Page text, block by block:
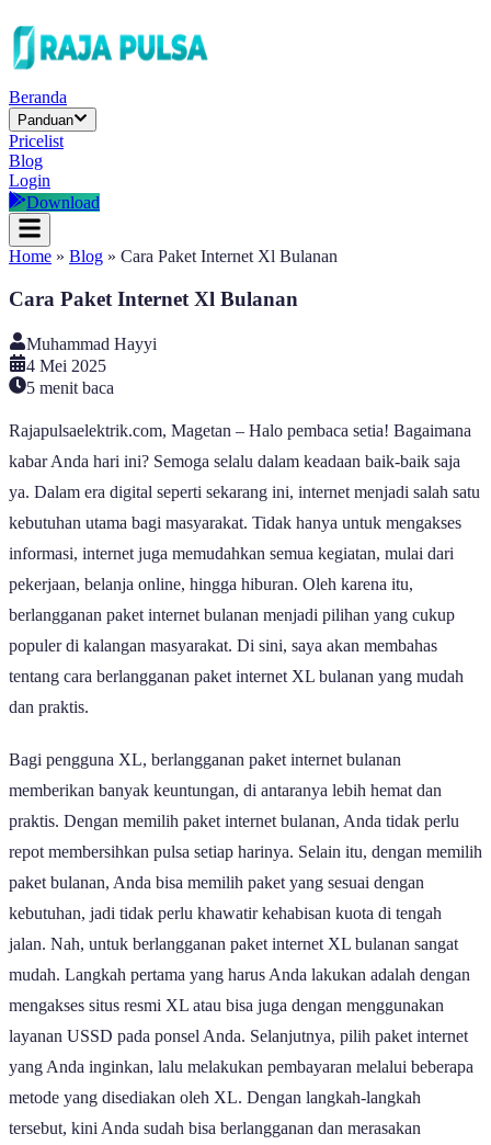
Beranda
Panduan
Pricelist
Blog
Login
Download
Home » Blog » Cara Paket Internet Xl Bulanan
Cara Paket Internet Xl Bulanan
Muhammad Hayyi
4 Mei 2025
5 menit baca
Rajapulsaelektrik.com, Magetan – Halo pembaca setia! Bagaimana
kabar Anda hari ini? Semoga selalu dalam keadaan baik-baik saja
ya. Dalam era digital seperti sekarang ini, internet menjadi salah satu
kebutuhan utama bagi masyarakat. Tidak hanya untuk mengakses
informasi, internet juga memudahkan semua kegiatan, mulai dari
pekerjaan, belanja online, hingga hiburan. Oleh karena itu,
berlangganan paket internet bulanan menjadi pilihan yang cukup
populer di kalangan masyarakat. Di sini, saya akan membahas
tentang cara berlangganan paket internet XL bulanan yang mudah
dan praktis.
Bagi pengguna XL, berlangganan paket internet bulanan
memberikan banyak keuntungan, di antaranya lebih hemat dan
praktis. Dengan memilih paket internet bulanan, Anda tidak perlu
repot membersihkan pulsa setiap harinya. Selain itu, dengan memilih
paket bulanan, Anda bisa memilih paket yang sesuai dengan
kebutuhan, jadi tidak perlu khawatir kehabisan kuota di tengah
jalan. Nah, untuk berlangganan paket internet XL bulanan sangat
mudah. Langkah pertama yang harus Anda lakukan adalah dengan
mengakses situs resmi XL atau bisa juga dengan menggunakan
layanan USSD pada ponsel Anda. Selanjutnya, pilih paket internet
yang Anda inginkan, lalu melakukan pembayaran melalui beberapa
metode yang disediakan oleh XL. Dengan langkah-langkah
tersebut, kini Anda sudah bisa berlangganan dan merasakan